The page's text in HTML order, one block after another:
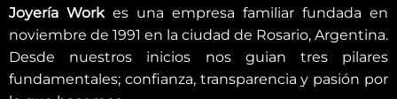
Joyería Workes una empresa familiar fundada en
noviembre de 1991 en la ciudad de Rosario, Argentina.
Desde nuestros inicios nos guian tres pilares
fundamentales; confianza, transparencia y pasión por